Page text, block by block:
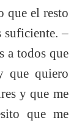
que el resto
suficiente. –
a todos que
que quiero
y que me
que me